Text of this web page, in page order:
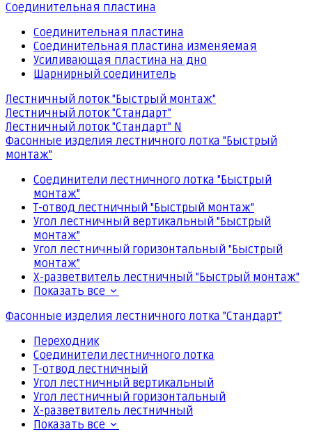
Соединительная пластина
Соединительная пластина
Соединительная пластина изменяемая
Усиливающая пластина на дно
Шарнирный соединитель
Лестничный лоток "Быстрый монтаж"
Лестничный лоток "Стандарт"
Лестничный лоток "Стандарт" N
Фасонные изделия лестничного лотка "Быстрый
монтаж"
Соединители лестничного лотка "Быстрый
монтаж"
Т-отвод лестничный "Быстрый монтаж"
Угол лестничный вертикальный "Быстрый
монтаж"
Угол лестничный горизонтальный "Быстрый
монтаж"
Х-разветвитель лестничный "Быстрый монтаж"
Показать все
Фасонные изделия лестничного лотка "Стандарт"
Переходник
Соединители лестничного лотка
Т-отвод лестничный
Угол лестничный вертикальный
Угол лестничный горизонтальный
Х-разветвитель лестничный
Показать все